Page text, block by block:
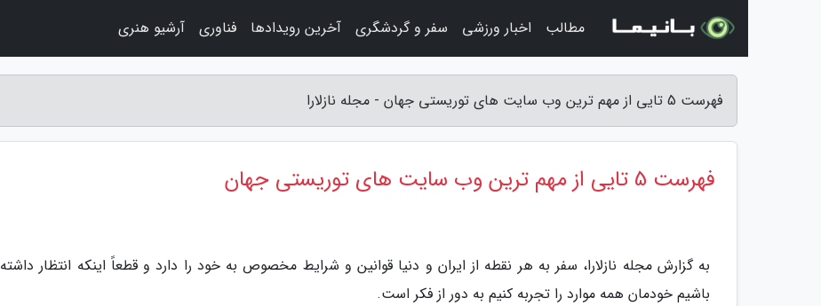
فهرست 5 تایی از مهم ترین وب سایت های توریستی جهان - مجله نازلارا
فهرست 5 تایی از مهم ترین وب سایت های توریستی جهان
به گزارش مجله نازلارا، سفر به هر نقطه از ایران و دنیا قوانین و شرایط مخصوص به خود را دارد و قطعاً اینکه انتظار داشته
باشیم خودمان همه موارد را تجربه کنیم به دور از فکر است.
مطالب اخبار ورزشی سفر و گردشگری آخرین رویدادها فناوری آرشیو هنری